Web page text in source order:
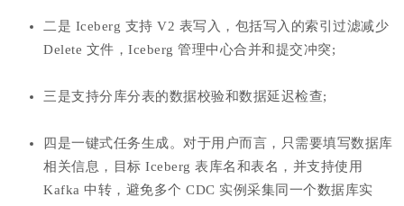
二是 Iceberg 支持 V2 表写入，包括写入的索引过滤减少
Delete 文件，Iceberg 管理中心合并和提交冲突;
三是支持分库分表的数据校验和数据延迟检查;
四是一键式任务生成。对于用户而言，只需要填写数据库
相关信息，目标 Iceberg 表库名和表名，并支持使用
Kafka 中转，避免多个 CDC 实例采集同一个数据库实